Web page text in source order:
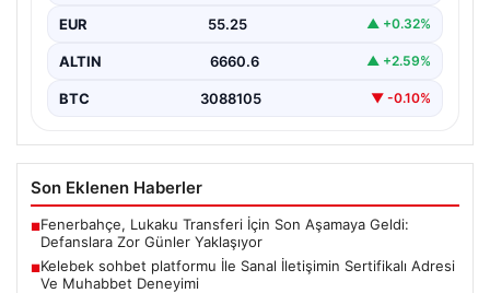
olarak…
EUR 55.25 ▲ +0.32%
ALTIN 6660.6 ▲ +2.59%
BTC 3088105 ▼ -0.10%
Son Eklenen Haberler
■Fenerbahçe, Lukaku Transferi İçin Son Aşamaya Geldi:
Defanslara Zor Günler Yaklaşıyor
■Kelebek sohbet platformu İle Sanal İletişimin Sertifikalı Adresi
Ve Muhabbet Deneyimi